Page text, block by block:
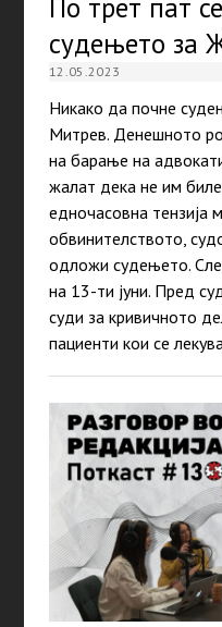
По трет пат
судењето за
12.05.2023
Никако да почне
Митрев. Денешното
на барање на
жалат дека не им
едночасовна тензија
обвинителството,
одложи судењето.
на 13-ти јуни. Пред
суди за кривичното
пациенти кои се